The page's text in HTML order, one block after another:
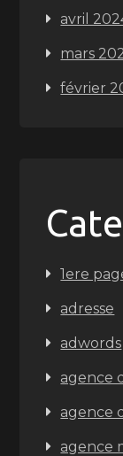
avril
mars
février
1ere
adresse
adwords
agence
agence
agence